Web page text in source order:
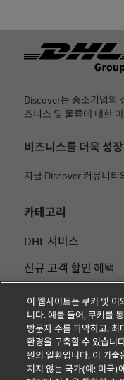
Footer
Discover는 중소기업의
즈니스 및 물류에 대한
비즈니스를 더욱 성
지금 Discover 커뮤니티
카테고리
DHL 서비스
신규 고객 할인 혜택
중소기업 팁
전자 상거래 조언
B2B 조언
물류 조언
이 웹사이트는 쿠키 및
니다. 예를 들어, 쿠키를
방문자 수를 파악하고,
환경을 구축할 수 있습니
원의 일환입니다. 이 기술
지지 않는 국가(예: 미국)